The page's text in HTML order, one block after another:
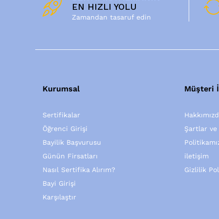
EN HIZLI YOLU
Zamandan tasaruf edin
Kurumsal
Sertifikalar
Öğrenci Girişi
Bayilik Başvurusu
Günün Firsatları
Nasıl Sertifika Alırım?
Bayi Girişi
Karşılaştır
Müşteri
Şartlar ve
iletişim
Gizlilik